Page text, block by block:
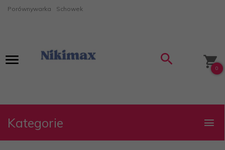
Porównywarka Schowek
0
Kategorie